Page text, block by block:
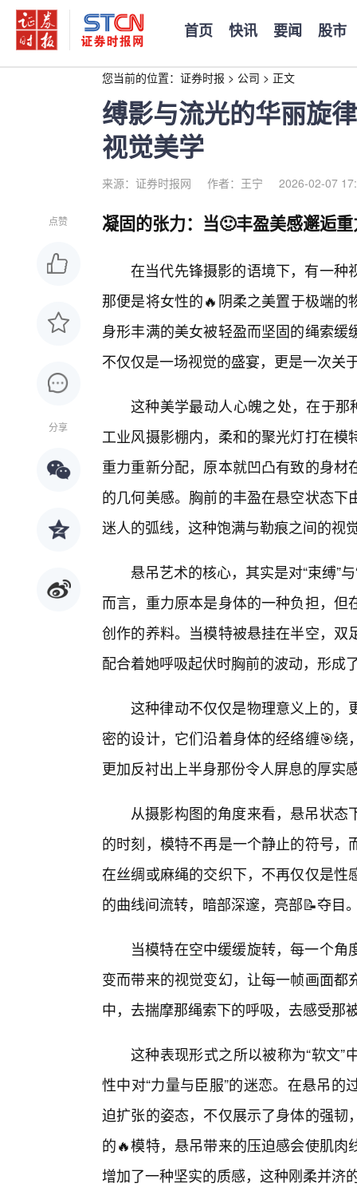
首页 快讯 要闻 股市
您当前的位置： 证券时报 > 公司 > 正文
缚影与流光的华丽旋
视觉美学
来源：证券时报网 作者：王宁 2026-02-07
点赞
分享
凝固的张力：当🙂丰盈美感邂逅
在当代先锋摄影的语境下，有一种
那便是将女性的🔥阴柔之美置于极端
身形丰满的美女被轻盈而坚固的绳索
不仅仅是一场视觉的盛宴，更是一次关
这种美学最动人心魄之处，在于那
工业风摄影棚内，柔和的聚光灯打在
重力重新分配，原本就凹凸有致的身
的几何美感。胸前的丰盈在悬空状态
迷人的弧线，这种饱满与勒痕之间的视
悬吊艺术的核心，其实是对“束缚”
而言，重力原本是身体的一种负担，
创作的养料。当模特被悬挂在半空，
配合着她呼吸起伏时胸前的波动，形成
这种律动不仅仅是物理意义上的，
密的设计，它们沿着身体的经络缠🎯
更加反衬出上半身那份令人屏息的厚实
从摄影构图的角度来看，悬吊状
的时刻，模特不再是一个静止的符号
在丝绸或麻绳的交织下，不再仅仅是
的曲线间流转，暗部深邃，亮部📝夺目
当模特在空中缓缓旋转，每一个
变而带来的视觉变幻，让每一帧画面
中，去揣摩那绳索下的呼吸，去感受那
这种表现形式之所以被称为“软文
性中对“力量与臣服”的迷恋。在悬吊
迫扩张的姿态，不仅展示了身体的强
的🔥模特，悬吊带来的压迫感会使肌
增加了一种坚实的质感，这种刚柔并济